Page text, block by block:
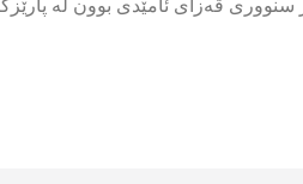
قەزای ئامێدی بوون لە